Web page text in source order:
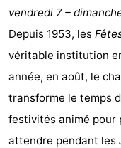
Resort
Nieuwvliet-
Bad
De
Meulinge
-
EuroParcs
Cadzand
-
Hoogduin
-
Noordzee
-
vendredi 7 –
Depuis 1953, les
véritable institution
année, en août, le
transforme le temps
festivités animé pour
attendre pendant les